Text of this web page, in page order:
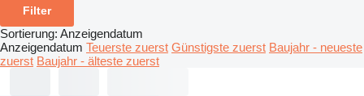
Filter
Sortierung: Anzeigendatum
Anzeigendatum Teuerste zuerst Günstigste zuerst Baujahr - neueste
zuerst Baujahr - älteste zuerst